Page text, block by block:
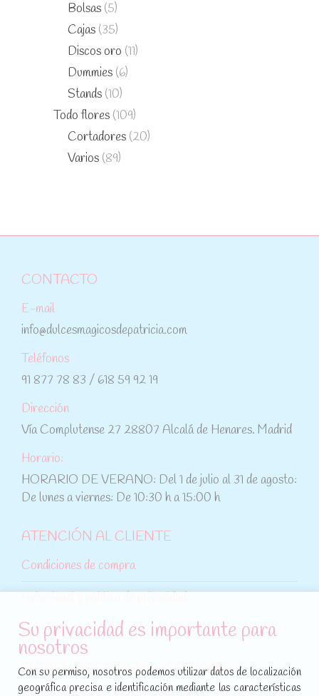
Bolsas (5)
Cajas (35)
Discos oro (11)
Dummies (6)
Stands (10)
Todo flores (109)
Cortadores (20)
Varios (89)
CONTACTO
E-mail
info@dulcesmagicosdepatricia.com
Teléfonos
91 877 78 83 / 618 59 92 19
Dirección
Vía Complutense 27 28807 Alcalá de Henares. Madrid
Horario:
HORARIO DE VERANO: Del 1 de julio al 31 de agosto:
De lunes a viernes: De 10:30 h a 15:00 h
ATENCIÓN AL CLIENTE
Condiciones de compra
Política de cookies
SÍGUENOS EN REDES SOCIALES
Su privacidad es importante para
nosotros
Con su permiso, nosotros podemos utilizar datos de localización
geográfica precisa e identificación mediante las características